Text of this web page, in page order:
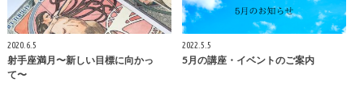
2020.6.5
射手座満月〜新しい目標に向かっ
て〜
2022.5.5
5月の講座・イベントのご案内